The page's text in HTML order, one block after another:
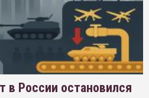
в России остановился